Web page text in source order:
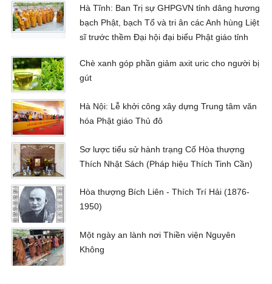
Hà Tĩnh: Ban Trị sự GHPGVN tỉnh dâng hương
bạch Phật, bạch Tổ và tri ân các Anh hùng Liệt
sĩ trước thềm Đại hội đại biểu Phật giáo tỉnh
Chè xanh góp phần giảm axit uric cho người bị
gút
Hà Nội: Lễ khởi công xây dựng Trung tâm văn
hóa Phật giáo Thủ đô
Sơ lược tiểu sử hành trạng Cố Hòa thượng
Thích Nhật Sách (Pháp hiệu Thích Tinh Cần)
Hòa thượng Bích Liên - Thích Trí Hải (1876-
1950)
Một ngày an lành nơi Thiền viện Nguyên
Không